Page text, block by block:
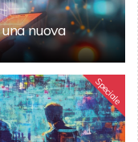
nuova
Speciale